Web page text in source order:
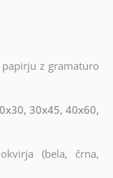
z gramaturo
30x45, 40x60,
(bela, črna,